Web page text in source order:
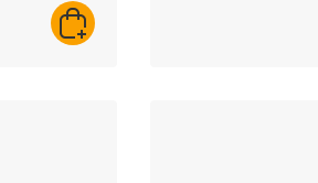
AJOUTER AU PANIER